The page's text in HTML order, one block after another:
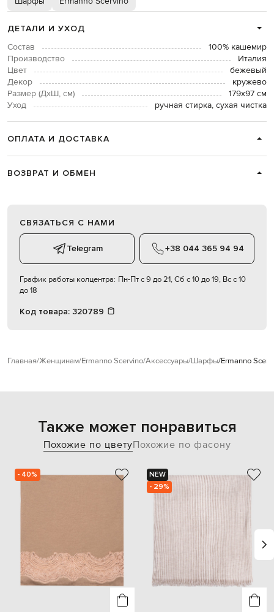
ДЕТАЛИ И УХОД
Состав
100% кашемир
Производство
Италия
Цвет
бежевый
Декор
кружево
Размер (ДхШ, см)
179х97 см
Уход
ручная стирка, сухая чистка
ОПЛАТА И ДОСТАВКА
ВОЗВРАТ И ОБМЕН
СВЯЗАТЬСЯ С НАМИ
Telegram +38 044 365 94 94
График работы колцентра: Пн-Пт с 9 до 21, Сб с 10 до 19, Вс с 10
до 18
Код товара: 320789
Главная Женщинам Ermanno Scervino Аксессуары Шарфы Ermanno
Также может понравиться
Похожие по цветуПохожие по фасону
- 40%
NEW
- 29%